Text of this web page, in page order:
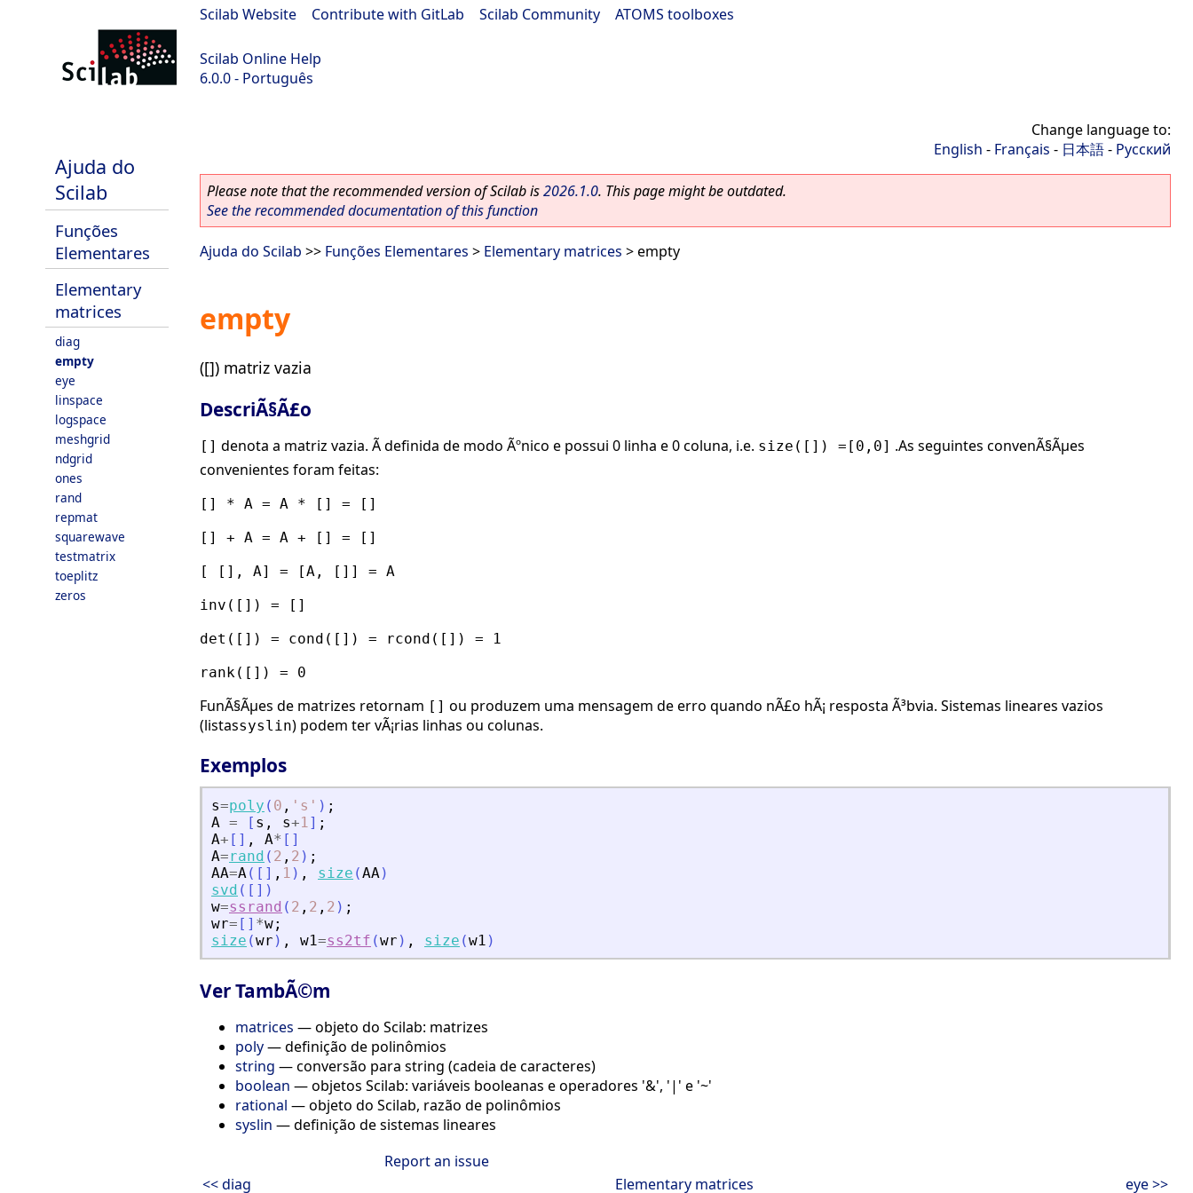
Scilab Website Contribute with GitLab Scilab Community ATOMS toolboxes
Scilab Online Help
6.0.0 - Português
Ajuda do
Scilab
Funções
Elementares
Elementary
matrices
diag
empty
eye
linspace
logspace
meshgrid
ndgrid
ones
rand
repmat
squarewave
testmatrix
toeplitz
zeros
Change language to:
English - Français - 日本語- Русский
Please note that the recommended version of Scilab is2026.1.0. This page might be outdated.
See the recommended documentation of this function
Ajuda do Scilab >> Funções Elementares > Elementary matrices > empty
empty
([]) matriz vazia
DescriÃ§Ã£o
[] denota a matriz vazia. Ã definida de modo Ãºnico e possui 0 linha e 0 coluna, i.e. size([]) =[0,0] .As seguintes convenÃ§Ãµes
convenientes foram feitas:
[] * A = A * [] = []
[] + A = A + [] = []
[ [], A] = [A, []] = A
inv([]) = []
det([]) = cond([]) = rcond([]) = 1
rank([]) = 0
FunÃ§Ãµes de matrizes retornam [] ou produzem uma mensagem de erro quando nÃ£o hÃ¡ resposta Ã³bvia. Sistemas lineares vazios
(listassyslin) podem ter vÃ¡rias linhas ou colunas.
Exemplos
s=poly ( 0 , ' s ' ) ;
A = [ s , s+1] ;
A+ [ ] , A* [ ]
A=rand ( 2 , 2 ) ;
AA=A( [ ] , 1 ) , size (AA)
svd ( [ ] )
w=ssrand ( 2 , 2 , 2 ) ;
wr= [ ] *w;
size (wr ) , w1=ss2tf (wr ) , size (w1 )
Ver TambÃ©m
matrices — objeto do Scilab: matrizes
poly— definição de polinômios
string — conversão para string (cadeia de caracteres)
boolean — objetos Scilab: variáveis booleanas e operadores '&', '|' e '~'
rational — objeto do Scilab, razão de polinômios
syslin — definição de sistemas lineares
Report an issue
<< diag
Elementary matrices eye >>